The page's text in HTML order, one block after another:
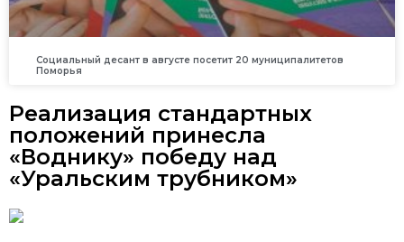
Социальный десант в августе посетит 20 муниципалитетов
Поморья
Реализация стандартных
положений принесла
«Воднику» победу над
«Уральским трубником»